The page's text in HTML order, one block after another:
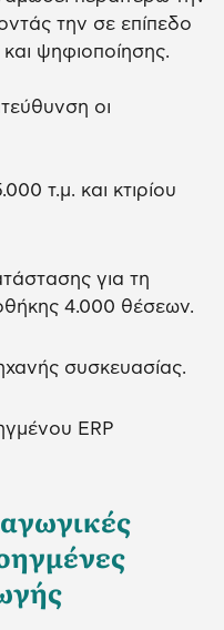
την σε επίπεδο
ψηφιοποίησης.
οι
τ.μ. και κτιρίου
για τη
4.000 θέσεων.
συσκευασίας.
ERP